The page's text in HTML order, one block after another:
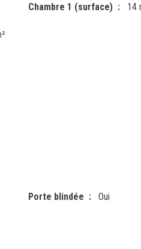
Chambre 1 (surface) 14
Porte blindée
Oui